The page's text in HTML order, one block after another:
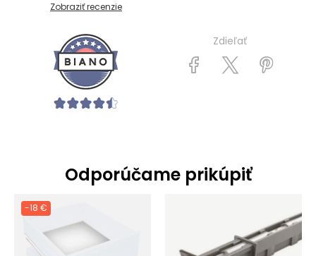
Zobraziť recenzie
Zdieľať
Odporúčame prikúpiť
-18 €